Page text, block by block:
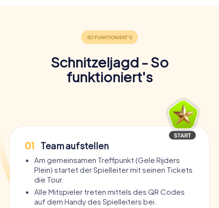
Schnitzeljagd - So
funktioniert's
01 Team aufstellen
Am gemeinsamen Treffpunkt (Gele Rijders
Plein) startet der Spielleiter mit seinen Tickets
die Tour.
Alle Mitspieler treten mittels des QR Codes
auf dem Handy des Spielleiters bei.